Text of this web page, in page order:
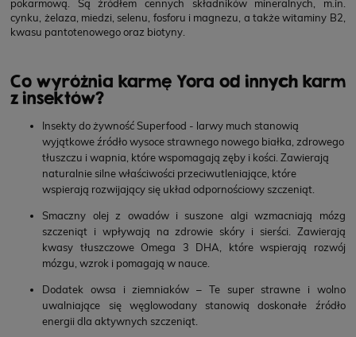
pokarmową. Są źródłem cennych składników mineralnych, m.in.
cynku, żelaza, miedzi, selenu, fosforu i magnezu, a także witaminy B2,
kwasu pantotenowego oraz biotyny.
Co wyróżnia karmę Yora od innych karm
z insektów?
Insekty do żywność Superfood - larwy much stanowią
wyjątkowe źródło wysoce strawnego nowego białka, zdrowego
tłuszczu i wapnia, które wspomagają zęby i kości. Zawierają
naturalnie silne właściwości przeciwutleniające, które
wspierają rozwijający się układ odpornościowy szczeniąt.
Smaczny olej z owadów i suszone algi wzmacniają mózg
szczeniąt i wpływają na zdrowie skóry i sierści. Zawierają
kwasy tłuszczowe Omega 3 DHA, które wspierają rozwój
mózgu, wzrok i pomagają w nauce.
Dodatek owsa i ziemniaków – Te super strawne i wolno
uwalniające się węglowodany stanowią doskonałe źródło
energii dla aktywnych szczeniąt.